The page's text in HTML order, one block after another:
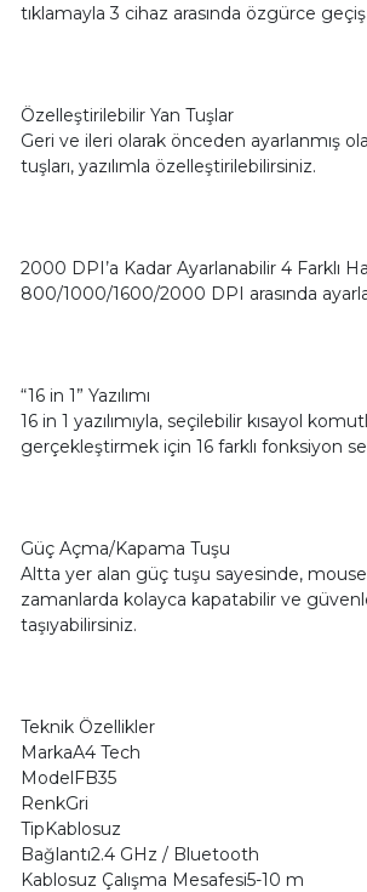
tıklamayla 3 cihaz arasında özgürce geçiş
Özelleştirilebilir Yan Tuşlar
Geri ve ileri olarak önceden ayarlanmış
tuşları, yazılımla özelleştirilebilirsiniz.
2000 DPI’a Kadar Ayarlanabilir 4 Farklı
800/1000/1600/2000 DPI arasında
“16 in 1” Yazılımı
16 in 1 yazılımıyla, seçilebilir kısayol
gerçekleştirmek için 16 farklı fonksiyon
Güç Açma/Kapama Tuşu
Altta yer alan güç tuşu sayesinde,
zamanlarda kolayca kapatabilir ve
taşıyabilirsiniz.
Teknik Özellikler
MarkaA4 Tech
ModelFB35
RenkGri
TipKablosuz
Bağlantı2.4 GHz / Bluetooth
Kablosuz Çalışma Mesafesi5-10 m